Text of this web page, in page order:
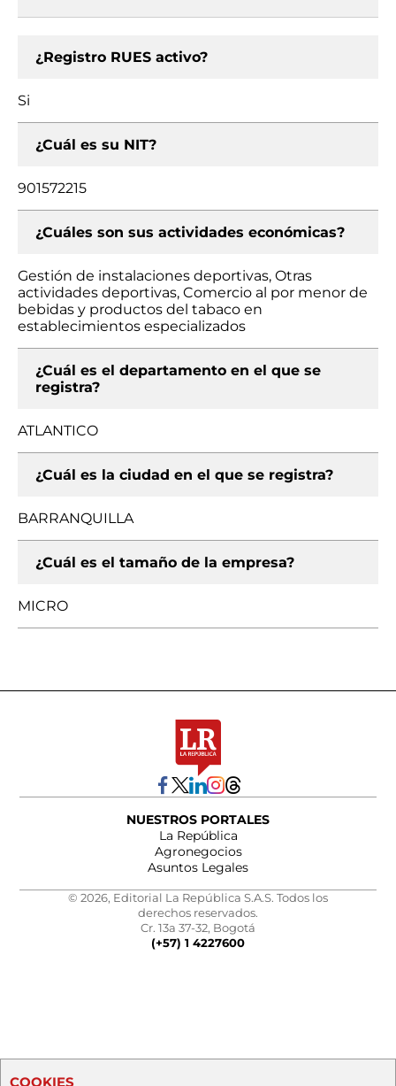
¿Registro RUES activo?
Si
¿Cuál es su NIT?
901572215
¿Cuáles son sus actividades económicas?
Gestión de instalaciones deportivas, Otras
actividades deportivas, Comercio al por menor de
bebidas y productos del tabaco en
establecimientos especializados
¿Cuál es el departamento en el que se
registra?
ATLANTICO
¿Cuál es la ciudad en el que se registra?
BARRANQUILLA
¿Cuál es el tamaño de la empresa?
MICRO
NUESTROS PORTALES
La República
Agronegocios
Asuntos Legales
© 2026, Editorial La República S.A.S. Todos los
derechos reservados.
Cr. 13a 37-32, Bogotá
(+57) 1 4227600
COOKIES